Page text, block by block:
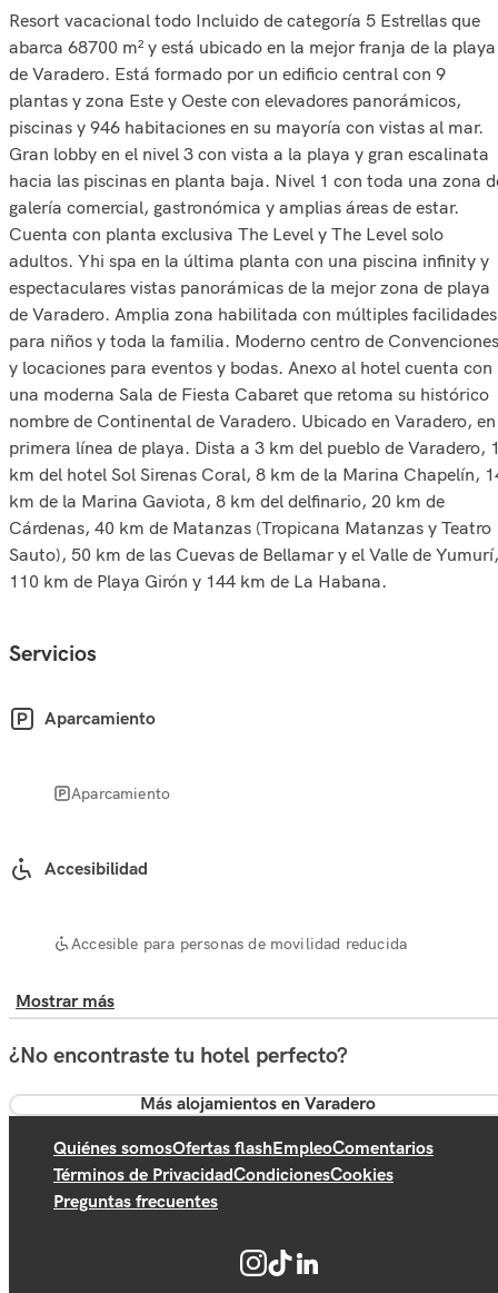
Resort vacacional todo Incluido de categoría 5 Estrellas que
abarca 68700 m² y está ubicado en la mejor franja de la playa
de Varadero. Está formado por un edificio central con 9
plantas y zona Este y Oeste con elevadores panorámicos,
piscinas y 946 habitaciones en su mayoría con vistas al mar.
Gran lobby en el nivel 3 con vista a la playa y gran escalinata
hacia las piscinas en planta baja. Nivel 1 con toda una zona
galería comercial, gastronómica y amplias áreas de estar.
Cuenta con planta exclusiva The Level y The Level solo
adultos. Yhi spa en la última planta con una piscina infinity y
espectaculares vistas panorámicas de la mejor zona de playa
de Varadero. Amplia zona habilitada con múltiples facilidades
para niños y toda la familia. Moderno centro de Convenciones
y locaciones para eventos y bodas. Anexo al hotel cuenta con
una moderna Sala de Fiesta Cabaret que retoma su histórico
nombre de Continental de Varadero. Ubicado en Varadero, en
primera línea de playa. Dista a 3 km del pueblo de Varadero,
km del hotel Sol Sirenas Coral, 8 km de la Marina Chapelín,
km de la Marina Gaviota, 8 km del delfinario, 20 km de
Cárdenas, 40 km de Matanzas (Tropicana Matanzas y Teatro
Sauto), 50 km de las Cuevas de Bellamar y el Valle de Yumurí,
110 km de Playa Girón y 144 km de La Habana.
Servicios
Aparcamiento
Aparcamiento
Accesibilidad
Accesible para personas de movilidad reducida
Mostrar más
¿No encontraste tu hotel perfecto?
Más alojamientos en Varadero
Quiénes somosOfertas flashEmpleoComentarios
Términos de PrivacidadCondicionesCookies
Preguntas frecuentes